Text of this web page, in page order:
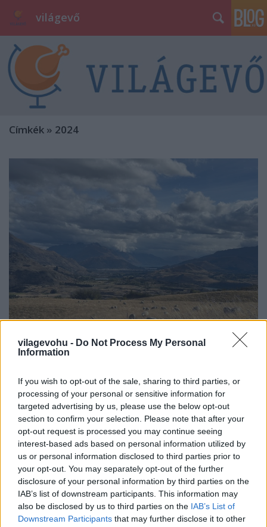
vilagevohu - Do Not Process My Personal
Information
If you wish to opt-out of the sale, sharing to third parties, or
processing of your personal or sensitive information for
targeted advertising by us, please use the below opt-out
section to confirm your selection. Please note that after your
opt-out request is processed you may continue seeing
interest-based ads based on personal information utilized by
us or personal information disclosed to third parties prior to
your opt-out. You may separately opt-out of the further
disclosure of your personal information by third parties on the
IAB’s list of downstream participants. This information may
also be disclosed by us to third parties on the IAB’s List of
Downstream Participants that may further disclose it to other
világevő
Címkék » 2024
Új-zélandi kalandok rengeteg
fotóval, egy kis maori konyhával és
pitével
világevő•2024. május 04.
Új-Zélandnak nemzeti madara ugyan van, a kiwi,
ami ezúttal nem gyümölcs, hanem egyben a nép
tagjaira utaló becenév is, de a nemzeti eledele talán
nem annyira egyértelmű, mint mondjuk nálunk a
pörkölt. Ez talán annak is köszönhető, hogy a
legtöbb népszerű étel nem "őshonos", hanem
erőteljes…